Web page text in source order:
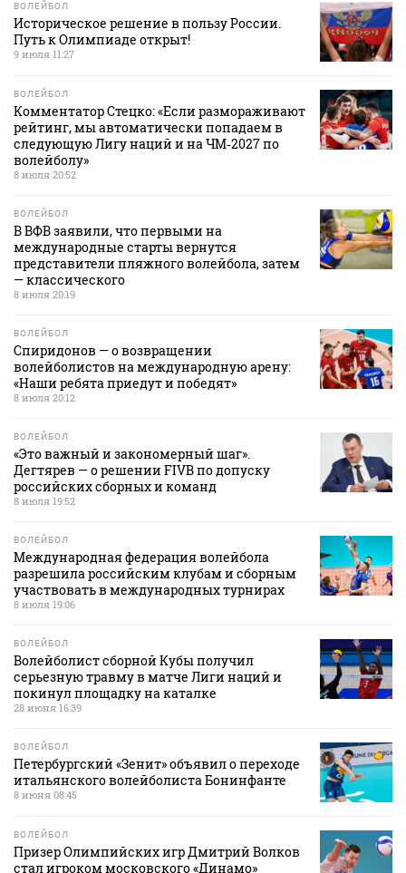
ВОЛЕЙБОЛ
Историческое решение в пользу России.
Путь к Олимпиаде открыт!
9 июля 11:27
ВОЛЕЙБОЛ
Комментатор Стецко: «Если размораживают
рейтинг, мы автоматически попадаем в
следующую Лигу наций и на ЧМ‑2027 по
волейболу»
8 июля 20:52
ВОЛЕЙБОЛ
В ВФВ заявили, что первыми на
международные старты вернутся
представители пляжного волейбола, затем
— классического
8 июля 20:19
ВОЛЕЙБОЛ
Спиридонов — о возвращении
волейболистов на международную арену:
«Наши ребята приедут и победят»
8 июля 20:12
ВОЛЕЙБОЛ
«Это важный и закономерный шаг».
Дегтярев — о решении FIVB по допуску
российских сборных и команд
8 июля 19:52
ВОЛЕЙБОЛ
Международная федерация волейбола
разрешила российским клубам и сборным
участвовать в международных турнирах
8 июля 19:06
ВОЛЕЙБОЛ
Волейболист сборной Кубы получил
серьезную травму в матче Лиги наций и
покинул площадку на каталке
28 июня 16:39
ВОЛЕЙБОЛ
Петербургский «Зенит» объявил о переходе
итальянского волейболиста Бонинфанте
8 июня 08:45
ВОЛЕЙБОЛ
Призер Олимпийских игр Дмитрий Волков
стал игроком московского «Динамо»